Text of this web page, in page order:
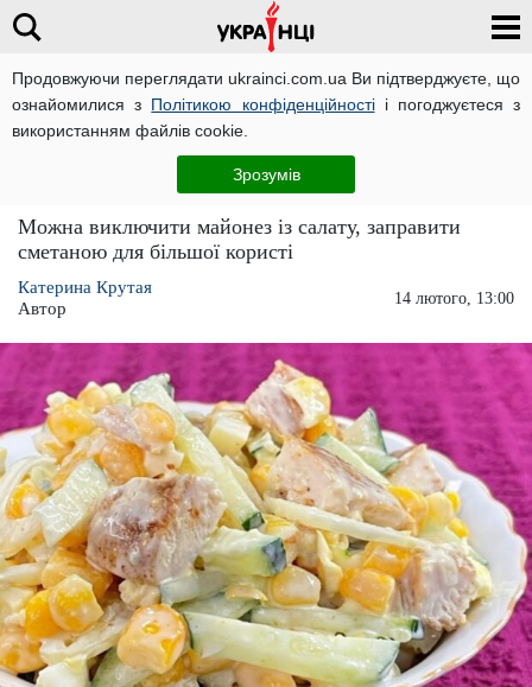
Продовжуючи переглядати ukrainci.com.ua Ви підтверджуєте, що
ознайомилися з Політикою конфіденційностіі погоджуєтеся з
використанням файлів cookie.
Зрозумів
Салат "Кохання" на 14 лютого: бюджетна
страва, яка перша зникне зі столу
Можна виключити майонез із салату, заправити
сметаною для більшої користі
Катерина Крутая
Автор
14 лютого, 13:00